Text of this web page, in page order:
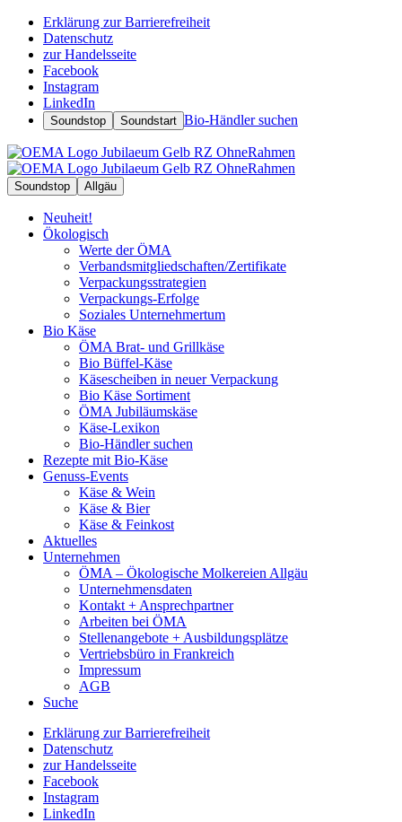
Erklärung zur Barrierefreiheit
Datenschutz
zur Handelsseite
Facebook
Instagram
LinkedIn
Soundstop Soundstart Bio-Händler suchen
Soundstop Allgäu
Neuheit!
Ökologisch
Werte der ÖMA
Verbandsmitgliedschaften/Zertifikate
Verpackungsstrategien
Verpackungs-Erfolge
Soziales Unternehmertum
Bio Käse
ÖMA Brat- und Grillkäse
Bio Büffel-Käse
Käsescheiben in neuer Verpackung
Bio Käse Sortiment
ÖMA Jubiläumskäse
Käse-Lexikon
Bio-Händler suchen
Rezepte mit Bio-Käse
Genuss-Events
Käse & Wein
Käse & Bier
Käse & Feinkost
Aktuelles
Unternehmen
ÖMA – Ökologische Molkereien Allgäu
Unternehmensdaten
Kontakt + Ansprechpartner
Arbeiten bei ÖMA
Stellenangebote + Ausbildungsplätze
Vertriebsbüro in Frankreich
Impressum
AGB
Suche
Erklärung zur Barrierefreiheit
Datenschutz
zur Handelsseite
Facebook
Instagram
LinkedIn